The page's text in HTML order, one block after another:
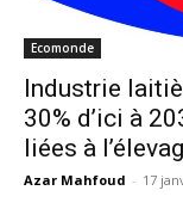
Ecomonde
Industrie
30% d’ici à
liées à
Azar Mahfoud - 17